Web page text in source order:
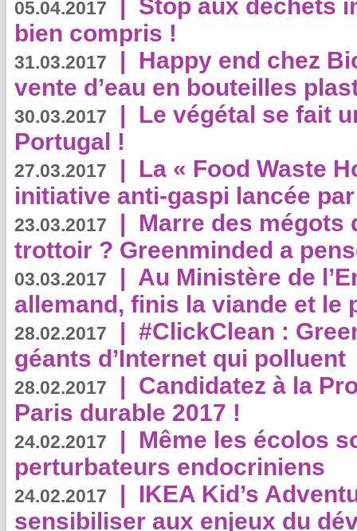
05.04.2017 | Stop aux déchets
bien compris !
31.03.2017 | Happy end chez
vente d’eau en bouteilles
30.03.2017 | Le végétal se fait
Portugal !
27.03.2017 | La « Food Waste
initiative anti-gaspi lancée
23.03.2017 | Marre des mégots
trottoir ? Greenminded a
03.03.2017 | Au Ministère de
allemand, finis la viande et le
28.02.2017 | #ClickClean :
géants d’Internet qui polluent
28.02.2017 | Candidatez à la
Paris durable 2017 !
24.02.2017 | Même les écolos
perturbateurs endocriniens
24.02.2017 | IKEA Kid’s
sensibiliser aux enjeux du